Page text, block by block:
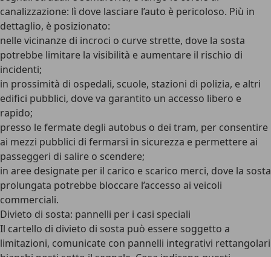
canalizzazione: lì dove lasciare l’auto è pericoloso. Più in
dettaglio, è posizionato:
nelle vicinanze di incroci o curve strette, dove la sosta
potrebbe limitare la visibilità e aumentare il rischio di
incidenti;
in prossimità di ospedali, scuole, stazioni di polizia, e altri
edifici pubblici, dove va garantito un accesso libero e
rapido;
presso le fermate degli autobus o dei tram, per consentire
ai mezzi pubblici di fermarsi in sicurezza e permettere ai
passeggeri di salire o scendere;
in aree designate per il carico e scarico merci, dove la sosta
prolungata potrebbe bloccare l’accesso ai veicoli
commerciali.
Divieto di sosta: pannelli per i casi speciali
Il cartello di divieto di sosta può essere soggetto a
limitazioni, comunicate con pannelli integrativi rettangolari